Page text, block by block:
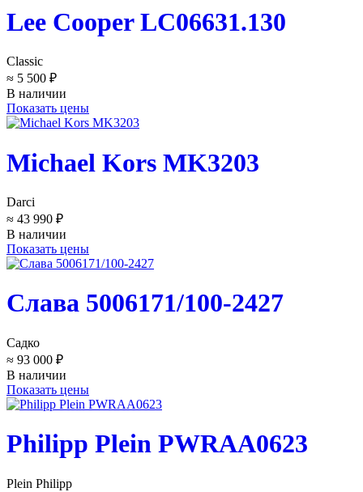
Lee Cooper LC06631.130
Classic
≈ 5 500 ₽
В наличии
Показать цены
Michael Kors MK3203
Darci
≈ 43 990 ₽
В наличии
Показать цены
Слава 5006171/100-2427
Садко
≈ 93 000 ₽
В наличии
Показать цены
Philipp Plein PWRAA0623
Plein Philipp